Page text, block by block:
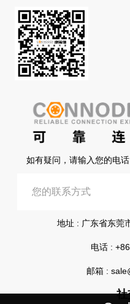
如有疑问，请输入您的电
地址 : 广东省东莞
电话 :
邮箱 :
社